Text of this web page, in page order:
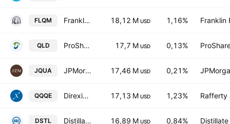
FLQM Franklin U.S. Mid Cap Multifactor Index ETF 18,12 M USD 1,16% Franklin
QLD ProShares Ultra QQQ 17,7 M USD 0,13%
JQUA JPMorgan U.S. Quality Factor ETF 17,46 M USD 0,21%
QQQE Direxion NASDAQ-100 Equal Weighted Index ETF 17,13 M USD 1,23% Rafferty
DSTL Distillate US Fundamental Stability & Value ETF 16,89 M USD 0,84%